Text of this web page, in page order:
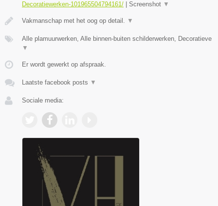
Decoratiewerken-101965504794161/
Screenshot ▼
Vakmanschap met het oog op detail. ▼
Alle plamuurwerken, Alle binnen-buiten schilderwerken, Decoratieve
▼
Er wordt gewerkt op afspraak.
Laatste facebook posts ▼
Sociale media: